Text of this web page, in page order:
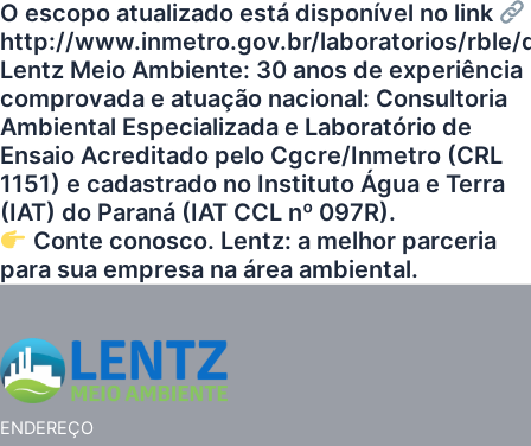
O escopo atualizado está disponível no link
http://www.inmetro.gov.br/laboratorios/rble/
Lentz Meio Ambiente: 30 anos de experiência
comprovada e atuação nacional: Consultoria
Ambiental Especializada e Laboratório de
Ensaio Acreditado pelo Cgcre/Inmetro (CRL
1151) e cadastrado no Instituto Água e Terra
(IAT) do Paraná (IAT CCL nº 097R).
Conte conosco. Lentz: a melhor parceria
para sua empresa na área ambiental.
ENDEREÇO